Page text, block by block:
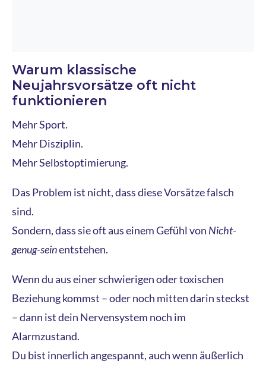
Warum klassische
Neujahrsvorsätze oft nicht
funktionieren
Mehr Sport.
Mehr Disziplin.
Mehr Selbstoptimierung.
Das Problem ist nicht, dass diese Vorsätze falsch
sind.
Sondern, dass sie oft aus einem Gefühl von Nicht-
genug-seinentstehen.
Wenn du aus einer schwierigen oder toxischen
Beziehung kommst – oder noch mitten darin steckst
– dann ist dein Nervensystem noch im
Alarmzustand.
Du bist innerlich angespannt, auch wenn äußerlich